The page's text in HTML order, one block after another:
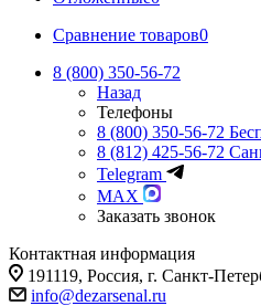
Сравнение товаров0
8 (800) 350-56-72
Назад
Телефоны
8 (800) 350-56-72
8 (812) 425-56-72
Telegram
MAX
Заказать звонок
Контактная информация
191119, Россия, г. Санкт-
info@dezarsenal.ru